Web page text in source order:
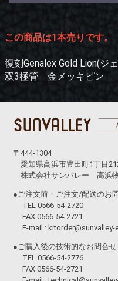
この商品は1本売りです。
復刻Genalex Gold Lion(
双3極管 金メッキピン
〒444-1304
愛知県高浜市豊田町1丁目
株式会社サンバレー 高浜
●ご注文前・ご注文/配送のお
TEL 0566-54-2720
FAX 0566-54-2721
E-mail : kitorder@sunvalley-
●ご購入後の技術的なお問合せ
TEL 0566-54-2776
FAX 0566-54-2721